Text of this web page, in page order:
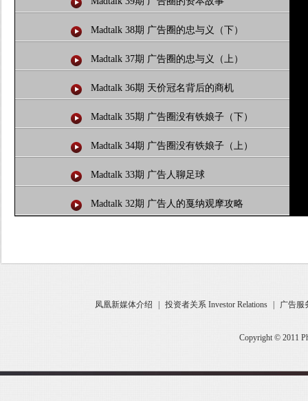
Madtalk 38期 广告圈的忠与义（下）
Madtalk 37期 广告圈的忠与义（上）
Madtalk 36期 天价冠名背后的商机
Madtalk 35期 广告圈没有铁娘子（下）
Madtalk 34期 广告圈没有铁娘子（上）
Madtalk 33期 广告人聊足球
Madtalk 32期 广告人的戛纳观摩攻略
凤凰新媒体介绍 投资者关系 Investor Relations 广告服
Copyright © 2011